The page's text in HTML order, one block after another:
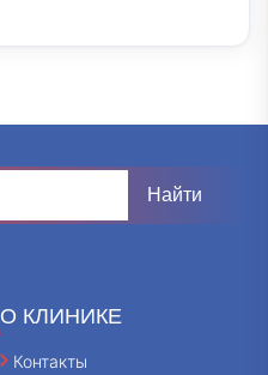
О КЛИНИКЕ
Контакты